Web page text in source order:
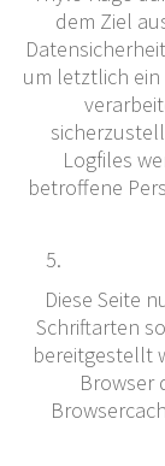
dem Ziel
um letztlich
Logfiles
betroffene
Diese Seite
Schriftarten
bereitgestellt
Browser